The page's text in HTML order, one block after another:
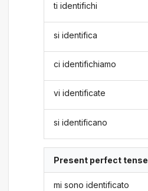
ti identifichi
si identifica
ci identifichiamo
vi identificate
si identificano
Present perfect tense
mi sono identificato